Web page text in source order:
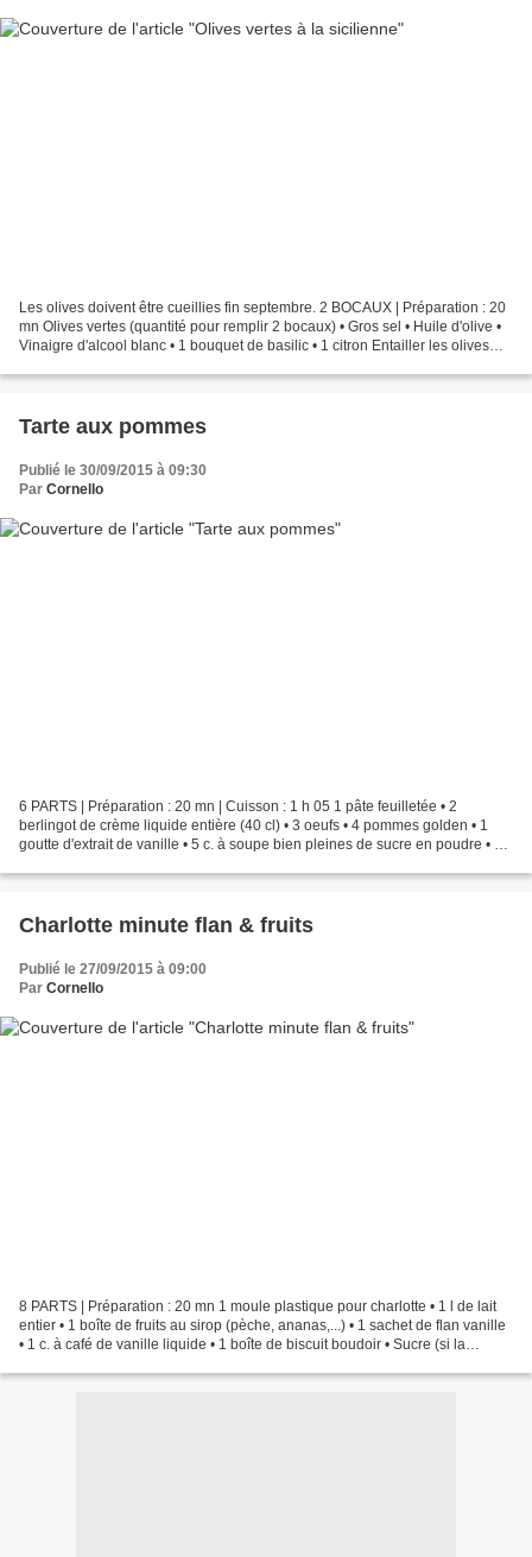
Les olives doivent être cueillies fin septembre. 2 BOCAUX | Préparation : 20
mn Olives vertes (quantité pour remplir 2 bocaux) • Gros sel • Huile d'olive •
Vinaigre d'alcool blanc • 1 bouquet de basilic • 1 citron Entailler les olives
Tarte aux pommes
Publié le 30/09/2015 à 09:30
Par Cornello
6 PARTS | Préparation : 20 mn | Cuisson : 1 h 05 1 pâte feuilletée • 2
berlingot de crème liquide entière (40 cl) • 3 oeufs • 4 pommes golden • 1
goutte d'extrait de vanille • 5 c. à soupe bien pleines de sucre en poudre • 1
Charlotte minute flan & fruits
Publié le 27/09/2015 à 09:00
Par Cornello
8 PARTS | Préparation : 20 mn 1 moule plastique pour charlotte • 1 l de lait
entier • 1 boîte de fruits au sirop (pèche, ananas,...) • 1 sachet de flan vanille
• 1 c. à café de vanille liquide • 1 boîte de biscuit boudoir • Sucre (si la